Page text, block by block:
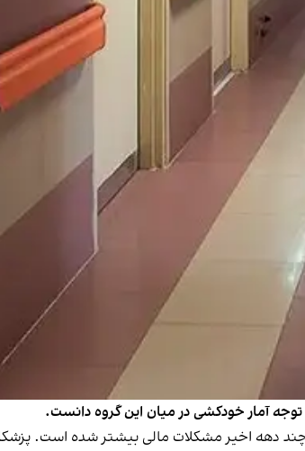
توجه آمار خودکشی در میان این گروه دانست.
دهه اخیر مشکلات مالی بیشتر شده است.